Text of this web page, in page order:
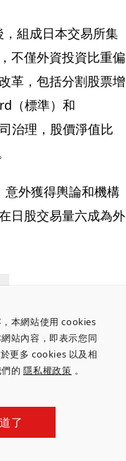
本網站使用 cookies
站內容，即表示您同
更多 cookies 以及相
的 隱私權政策 。
了
組成日本交易所集
不僅外資投資比重偏
革，包括分割股票增
（標準）和
治理，股價淨值比
意外獲得輿論和機構
日股交易量六成為外